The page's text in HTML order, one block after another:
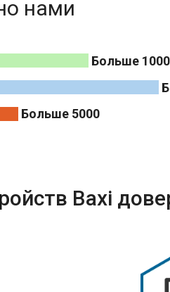
нами
Больше
Больше 5000
Baxi